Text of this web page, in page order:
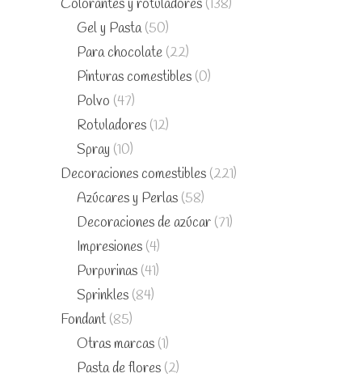
Colorantes y rotuladores (138)
Gel y Pasta (50)
Para chocolate (22)
Pinturas comestibles (0)
Polvo (47)
Rotuladores (12)
Spray (10)
Decoraciones comestibles (221)
Azúcares y Perlas (58)
Decoraciones de azúcar (71)
Impresiones (4)
Purpurinas (41)
Sprinkles (84)
Fondant (85)
Otras marcas (1)
Pasta de flores (2)